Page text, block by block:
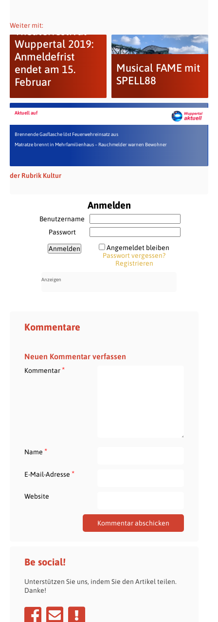
Weiter mit:
Theaterfestival
Wuppertal 2019:
Anmeldefrist
endet am 15.
Februar
Musical FAME mit
SPELL88
Aktuell auf
Brennende Gasflasche löst Feuerwehreinsatz aus
Matratze brennt in Mehrfamilienhaus – Rauchmelder warnen Bewohner
der Rubrik Kultur
Anmelden
Benutzername
Passwort
Angemeldet bleiben
Passwort vergessen?
Registrieren
Kommentare
Neuen Kommentar verfassen
Kommentar*
Name *
E-Mail-Adresse *
Website
Be social!
Unterstützen Sie uns, indem Sie den Artikel teilen.
Danke!